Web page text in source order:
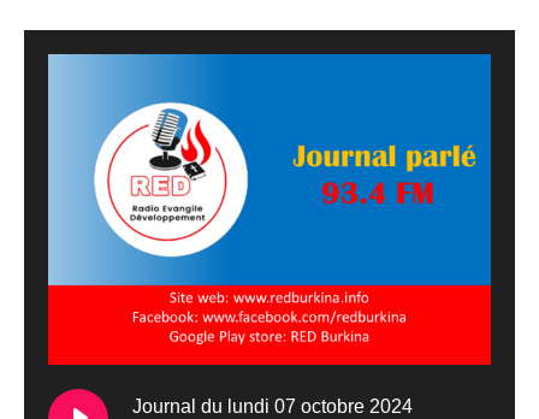
Journal du lundi 07 octobre 2024